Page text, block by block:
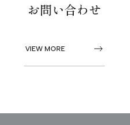
来店予約
お問い合わせ
VIEW MORE